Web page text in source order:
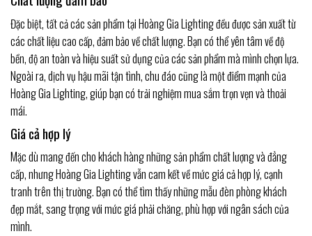
Đặc biệt, tất cả các sản phẩm tại Hoàng Gia Lighting đều được sản xuất từ
các chất liệu cao cấp, đảm bảo về chất lượng. Bạn có thể yên tâm về độ
bền, độ an toàn và hiệu suất sử dụng của các sản phẩm mà mình chọn lựa.
Ngoài ra, dịch vụ hậu mãi tận tình, chu đáo cũng là một điểm mạnh của
Hoàng Gia Lighting, giúp bạn có trải nghiệm mua sắm trọn vẹn và thoải
mái.
Giá cả hợp lý
Mặc dù mang đến cho khách hàng những sản phẩm chất lượng và đẳng
cấp, nhưng Hoàng Gia Lighting vẫn cam kết về mức giá cả hợp lý, cạnh
tranh trên thị trường. Bạn có thể tìm thấy những mẫu đèn phòng khách
đẹp mắt, sang trọng với mức giá phải chăng, phù hợp với ngân sách của
mình.